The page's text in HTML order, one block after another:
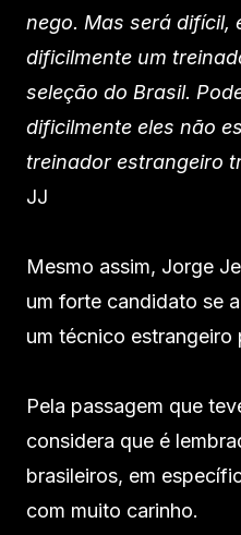
nego. Mas será difícil,
dificilmente um
seleção do Brasil.
dificilmente eles não
treinador estrangeiro
JJ
Mesmo assim, Jorge
um forte candidato se
um técnico estrangeiro
Pela passagem que
considera que é
brasileiros, em
com muito carinho.